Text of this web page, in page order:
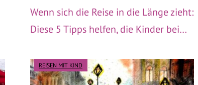
Wenn sich die Reise in die Länge zieht:
Diese 5 Tipps helfen, die Kinder bei…
REISEN MIT KIND